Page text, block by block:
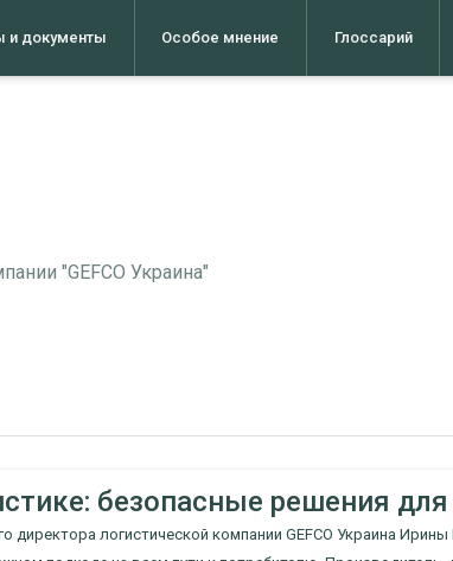
и документы Особое мнение Глоссарий
"GEFCO Украина"
безопасные решения
директора логистической компании GEFCO Украина